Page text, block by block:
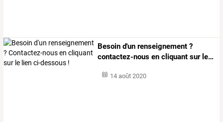
Besoin d'un renseignement ?
contactez-nous en cliquant surle…
14 août 2020